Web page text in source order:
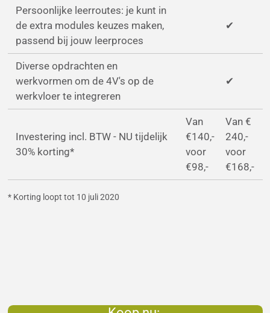
Persoonlijke leerroutes: je kunt in
de extra modules keuzes maken,
passend bij jouw leerproces
✔
Diverse opdrachten en
werkvormen om de 4V's op de
werkvloer te integreren
✔
Investering incl. BTW - NU tijdelijk
30% korting*
Van
€140,-
voor
€98,-
Van €
240,-
voor
€168,-
* Korting loopt tot 10 juli 2020